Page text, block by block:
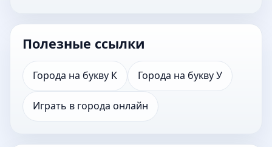
Полезные ссылки
Города на букву К Города на букву У
Играть в города онлайн